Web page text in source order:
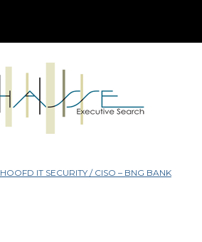
HOOFD IT SECURITY / CISO – BNG BANK